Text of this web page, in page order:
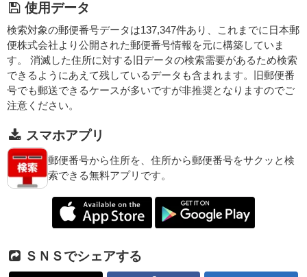
使用データ
検索対象の郵便番号データは137,347件あり、これまでに日本郵
便株式会社より公開された郵便番号情報を元に構築していま
す。 消滅した住所に対する旧データの検索需要があるため検索
できるようにあえて残しているデータも含まれます。旧郵便番
号でも郵送できるケースが多いですが非推奨となりますのでご
注意ください。
スマホアプリ
郵便番号から住所を、住所から郵便番号をサクッと検
索できる無料アプリです。
ＳＮＳでシェアする